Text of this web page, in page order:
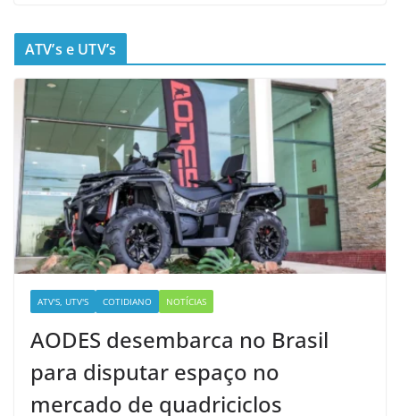
ATV’s e UTV’s
ATV'S, UTV'S COTIDIANO NOTÍCIAS
AODES desembarca no Brasil
para disputar espaço no
mercado de quadriciclos